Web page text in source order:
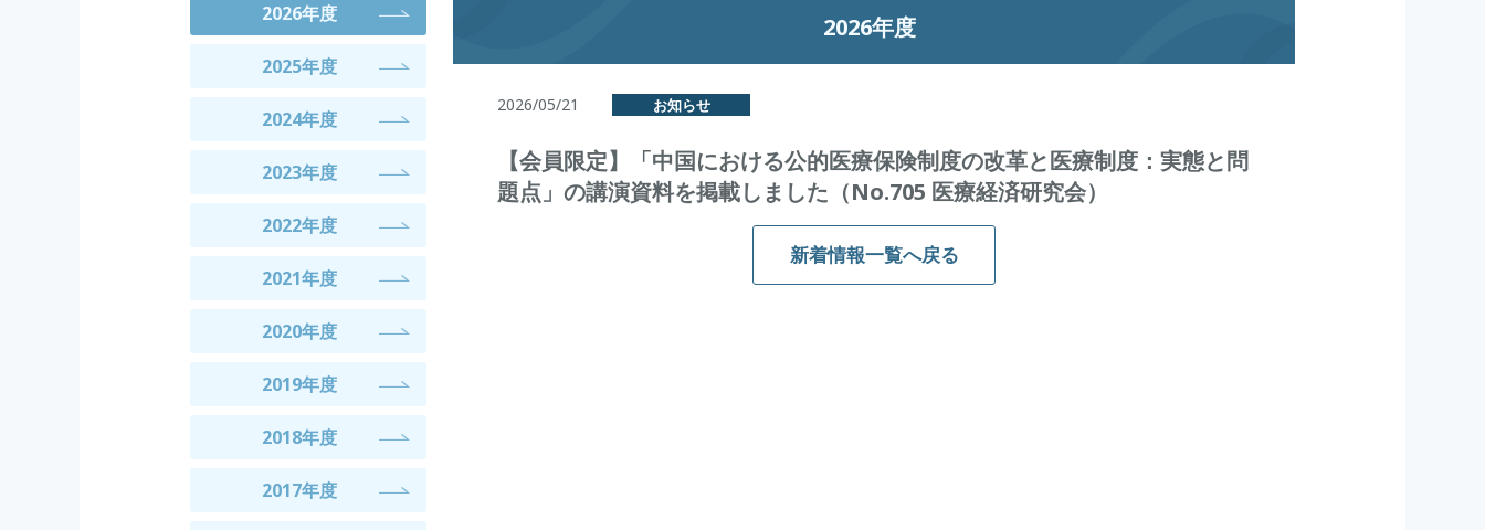
2026年度
2025年度
2024年度
2023年度
2022年度
2021年度
2020年度
2019年度
2018年度
2017年度
2026年度
2026/05/21 お知らせ
【会員限定】「中国における公的医療保険制度の改革と医療制度：実態と問
題点」の講演資料を掲載しました（No.705 医療経済研究会）
新着情報一覧へ戻る